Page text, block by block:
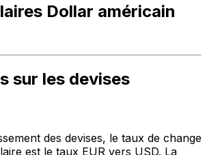
Dollar américain
sur les devises
des devises, le taux de change
est le taux EUR vers USD. La